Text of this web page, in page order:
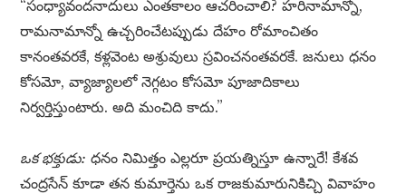
“సంధ్యావందనాదులు ఎంతకాలం ఆచరించాలి? హరినామాన్నో,
రామనామాన్నో ఉచ్చరించేటప్పుడు దేహం రోమాంచితం
కానంతవరకే, కళ్లవెంట అశ్రువులు స్రవించనంతవరకే. జనులు ధనం
కోసమో, వ్యాజ్యాలలో నెగ్గటం కోసమో పూజాదికాలు
నిర్వర్తిస్తుంటారు. అది మంచిది కాదు.”
ఒక భక్తుడు: ధనం నిమిత్తం ఎల్లరూ ప్రయత్నిస్తూ ఉన్నారే! కేశవ
చంద్రసేన్ కూడా తన కుమార్తెను ఒక రాజకుమారునికిచ్చి వివాహం